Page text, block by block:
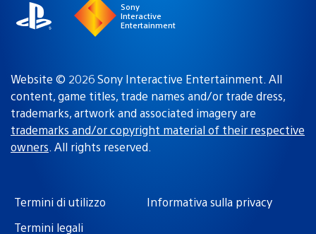
Sony
Interactive
Entertainment
Website © 2026 Sony Interactive Entertainment. All
content, game titles, trade names and/or trade dress,
trademarks, artwork and associated imagery are
trademarks and/or copyright material of their respective
owners. All rights reserved.
Termini di utilizzo
Informativa sulla privacy
Termini legali